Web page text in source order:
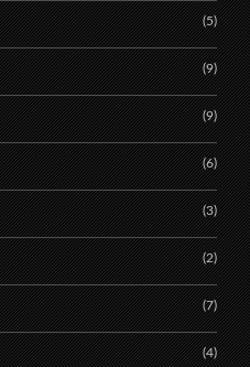
(5)
(9)
(9)
(6)
(3)
(2)
(7)
(4)